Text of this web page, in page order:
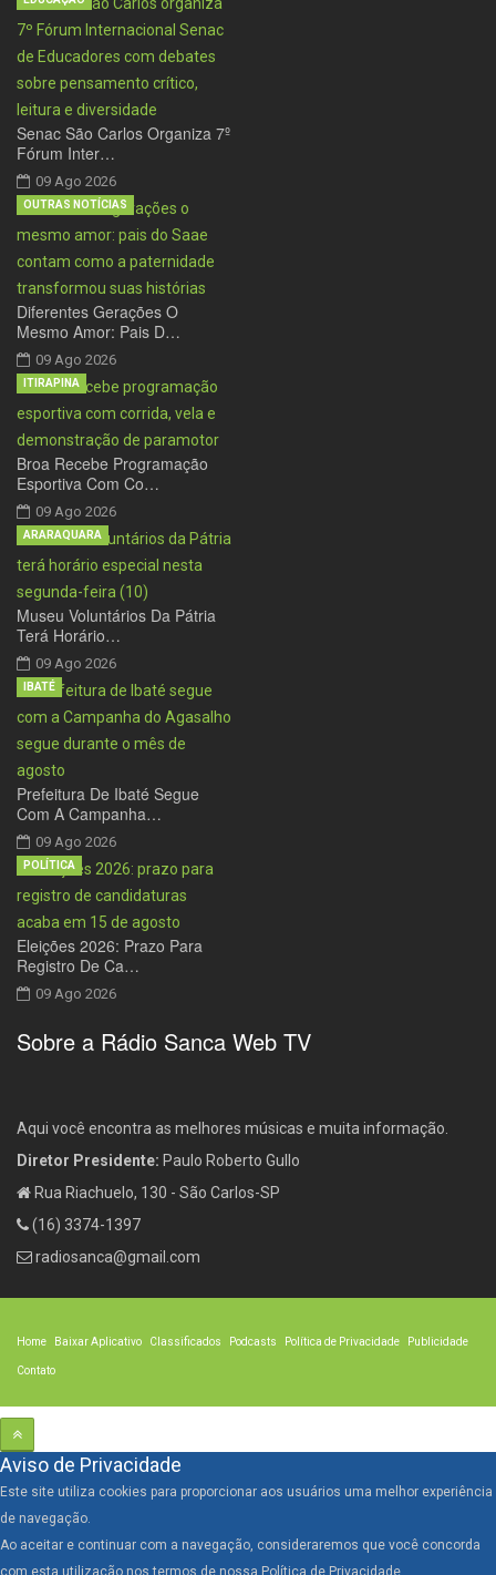
Senac São Carlos Organiza 7º
Fórum Inter…
09 Ago 2026
Diferentes Gerações O
Mesmo Amor: Pais D…
09 Ago 2026
OUTRAS NOTÍCIAS
Broa Recebe Programação
Esportiva Com Co…
09 Ago 2026
ITIRAPINA
Museu Voluntários Da Pátria
Terá Horário…
09 Ago 2026
ARARAQUARA
Prefeitura De Ibaté Segue
Com A Campanha…
09 Ago 2026
IBATÉ
Eleições 2026: Prazo Para
Registro De Ca…
09 Ago 2026
POLÍTICA
Sobre a Rádio Sanca Web TV
Aqui você encontra as melhores músicas e muita informação.
Diretor Presidente: Paulo Roberto Gullo
Rua Riachuelo, 130 - São Carlos-SP
(16) 3374-1397
radiosanca@gmail.com
Home Baixar Aplicativo Classificados Podcasts Política de Privacidade Publicidade
Contato
Aviso de Privacidade
Este site utiliza cookies para proporcionar aos usuários uma melhor experiência
de navegação.
Ao aceitar e continuar com a navegação, consideraremos que você concorda
com esta utilização nos termos de nossa Política de Privacidade.